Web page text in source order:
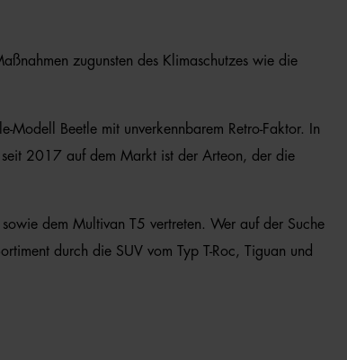
zugunsten des Klimaschutzes wie die
Beetle mit unverkennbarem Retro-Faktor. In
2017 auf dem Markt ist der Arteon, der die
dem Multivan T5 vertreten. Wer auf der Suche
durch die SUV vom Typ T-Roc, Tiguan und